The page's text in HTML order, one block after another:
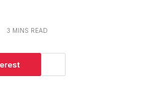
3 MINS READ